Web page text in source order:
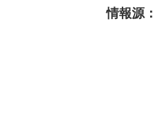
情報源：